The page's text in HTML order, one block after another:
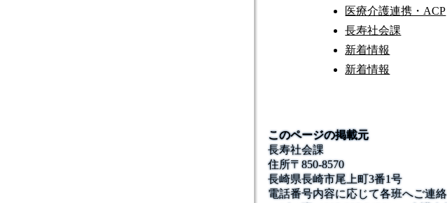
医療介護連携・ACP
長寿社会課
新着情報
新着情報
このページの掲載元
長寿社会課
住所〒850-8570
長崎県長崎市尾上町3番1号
電話番号内容に応じて各班へご連